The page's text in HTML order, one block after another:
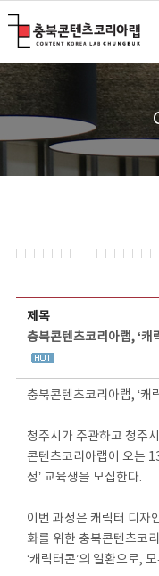
제목
충북콘텐츠코리아랩, ‘캐
충북콘텐츠코리아랩, ‘캐
청주시가 주관하고 청주
콘텐츠코리아랩이 오는
정’ 교육생을 모집한다.
이번 과정은 캐릭터 디자
화를 위한 충북콘텐츠코
‘캐릭터콘’의 일환으로,